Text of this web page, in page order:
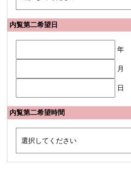
内覧第二希望日
年
月
日
内覧第二希望時間